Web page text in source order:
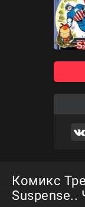
Комикс
Suspense..